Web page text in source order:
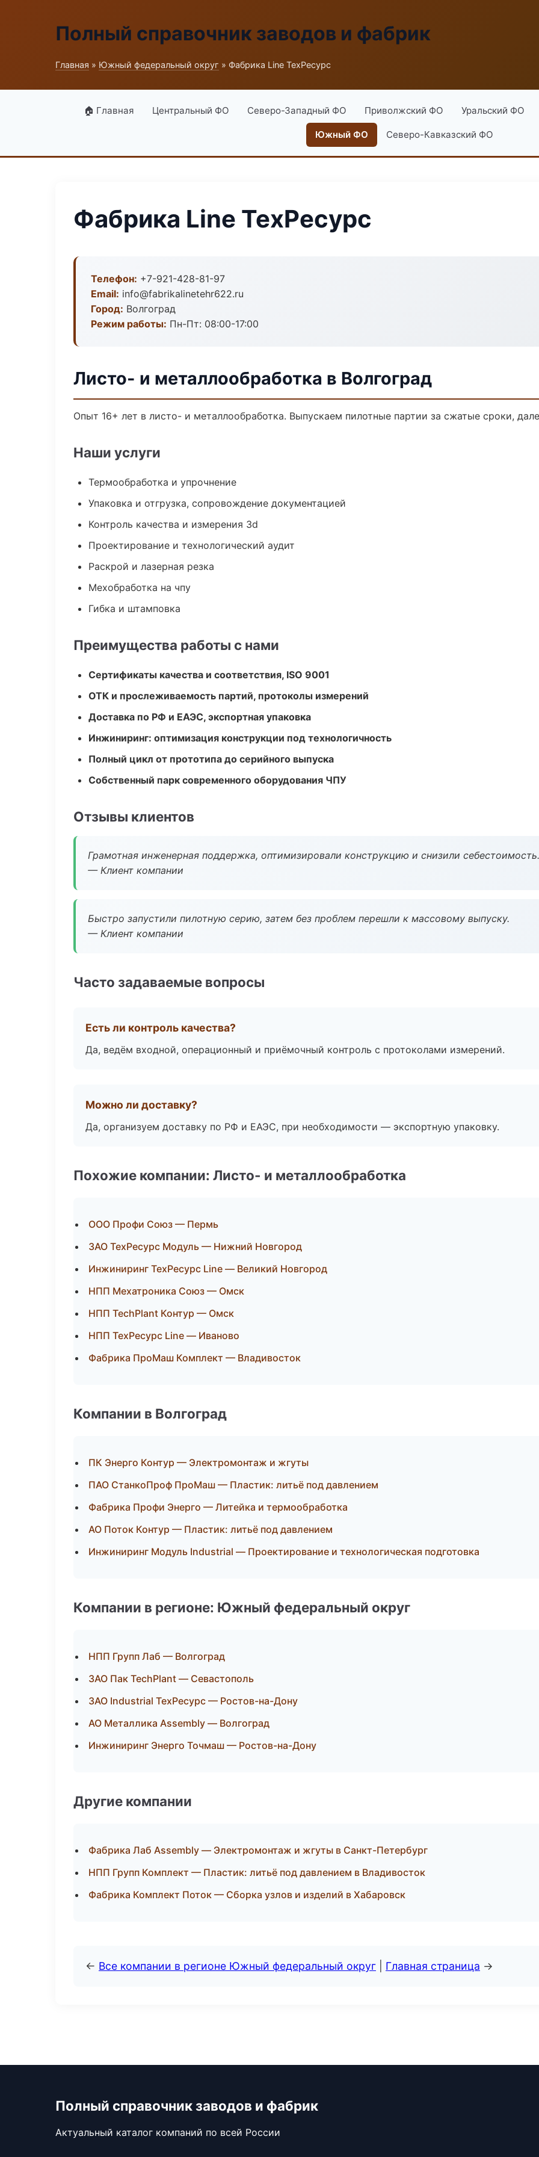
Полный справочник заводов и фабрик
Главная » Южный федеральный округ » Фабрика Line ТехРесурс
🏠 Главная Центральный ФО Северо-Западный ФО Приволжский ФО Уральский ФО
Южный ФО Северо-Кавказский ФО
Фабрика Line ТехРесурс
Телефон: +7-921-428-81-97
Email: info@fabrikalinetehr622.ru
Город: Волгоград
Режим работы: Пн-Пт: 08:00-17:00
Листо- и металлообработка в Волгоград
Опыт 16+ лет в листо- и металлообработка. Выпускаем пилотные партии за сжатые сроки,
Наши услуги
Термообработка и упрочнение
Упаковка и отгрузка, сопровождение документацией
Контроль качества и измерения 3d
Проектирование и технологический аудит
Раскрой и лазерная резка
Мехобработка на чпу
Гибка и штамповка
Преимущества работы с нами
Сертификаты качества и соответствия, ISO 9001
ОТК и прослеживаемость партий, протоколы измерений
Доставка по РФ и ЕАЭС, экспортная упаковка
Инжиниринг: оптимизация конструкции под технологичность
Полный цикл от прототипа до серийного выпуска
Собственный парк современного оборудования ЧПУ
Отзывы клиентов
Грамотная инженерная поддержка, оптимизировали конструкцию и снизили себестоимость.
— Клиент компании
Быстро запустили пилотную серию, затем без проблем перешли к массовому выпуску.
— Клиент компании
Часто задаваемые вопросы
Есть ли контроль качества?
Да, ведём входной, операционный и приёмочный контроль с протоколами измерений.
Можно ли доставку?
Да, организуем доставку по РФ и ЕАЭС, при необходимости — экспортную упаковку.
Похожие компании: Листо- и металлообработка
ООО Профи Союз — Пермь
ЗАО ТехРесурс Модуль — Нижний Новгород
Инжиниринг ТехРесурс Line — Великий Новгород
НПП Мехатроника Союз — Омск
НПП TechPlant Контур — Омск
НПП ТехРесурс Line — Иваново
Фабрика ПроМаш Комплект — Владивосток
Компании в Волгоград
ПК Энерго Контур — Электромонтаж и жгуты
ПАО СтанкоПроф ПроМаш — Пластик: литьё под давлением
Фабрика Профи Энерго — Литейка и термообработка
АО Поток Контур — Пластик: литьё под давлением
Инжиниринг Модуль Industrial — Проектирование и технологическая подготовка
Компании в регионе: Южный федеральный округ
НПП Групп Лаб — Волгоград
ЗАО Пак TechPlant — Севастополь
ЗАО Industrial ТехРесурс — Ростов-на-Дону
АО Металлика Assembly — Волгоград
Инжиниринг Энерго Точмаш — Ростов-на-Дону
Другие компании
Фабрика Лаб Assembly — Электромонтаж и жгуты в Санкт-Петербург
НПП Групп Комплект — Пластик: литьё под давлением в Владивосток
Фабрика Комплект Поток — Сборка узлов и изделий в Хабаровск
← Все компании в регионе Южный федеральный округ Главная страница →
Полный справочник заводов и фабрик
Актуальный каталог компаний по всей России